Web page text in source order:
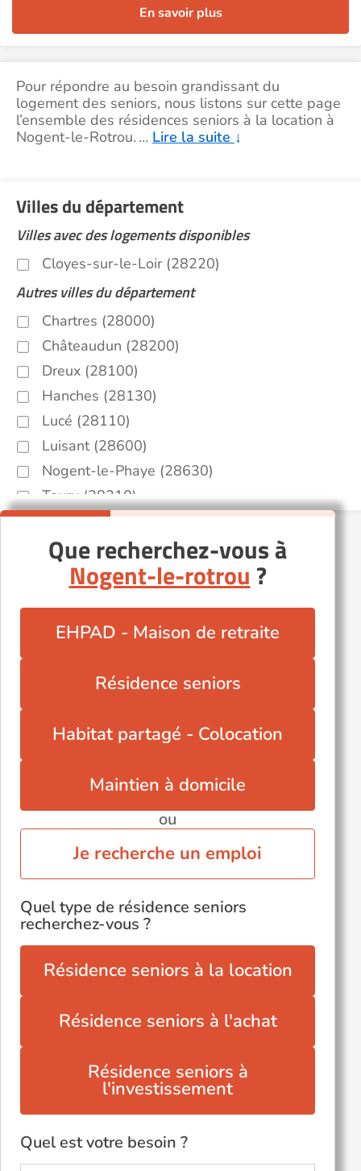
En savoir plus
Pour répondre au besoin grandissant du
logement des seniors, nous listons sur cette page
l’ensemble des résidences seniors à la location à
Nogent-le-Rotrou. … Lire la suite ↓
Villes du département
Villes avec des logements disponibles
Cloyes-sur-le-Loir (28220)
Autres villes du département
Chartres (28000)
Châteaudun (28200)
Dreux (28100)
Hanches (28130)
Lucé (28110)
Luisant (28600)
Nogent-le-Phaye (28630)
Toury (28310)
Vernouillet (28500)
Que recherchez-vous à
Nogent-le-rotrou ?
EHPAD - Maison de retraite
Résidence seniors
Habitat partagé - Colocation
Maintien à domicile
ou
Je recherche un emploi
Quel type de résidence seniors
recherchez-vous ?
Résidence seniors à la location
Résidence seniors à l'achat
Résidence seniors à
l'investissement
Quel est votre besoin ?